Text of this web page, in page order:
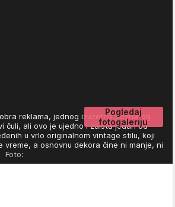
Pogledaj
fotogaleriju
reklama, jednog izuzetno poznatog
čuli, ali ovo je ujedno i zaista jedan od
u vrlo originalnom vintage stilu, koji
vreme, a osnovnu dekora čine ni manje, ni
Foto: